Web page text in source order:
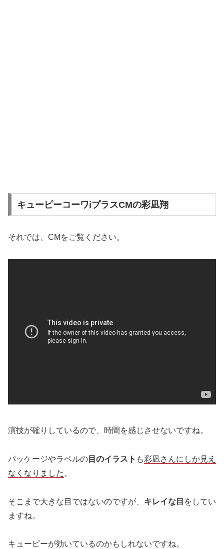
キューピーコーワiプラスCMの彩凪翔
それでは、CMをご覧ください。
演技が確りしているので、時間を感じさせないですね。
パッケージやラベルの 目のイラスト も彩凪さんにしか見え
なくなりました 。
そこまで大きな目ではないのですが、 キレイな目 をしてい
ますね。
キューピーが効いているのかもしれないですね。